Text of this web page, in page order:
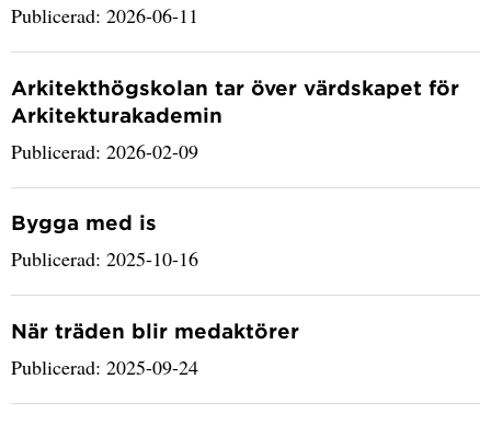
Publicerad: 2026-06-11
Arkitekthögskolan tar över värdskapet för
Arkitekturakademin
Publicerad: 2026-02-09
Bygga med is
Publicerad: 2025-10-16
När träden blir medaktörer
Publicerad: 2025-09-24